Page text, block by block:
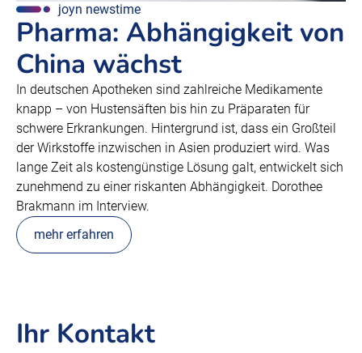
joyn newstime
Pharma: Abhängigkeit von
China wächst
In deutschen Apotheken sind zahlreiche Medikamente
knapp – von Hustensäften bis hin zu Präparaten für
schwere Erkrankungen. Hintergrund ist, dass ein Großteil
der Wirkstoffe inzwischen in Asien produziert wird. Was
lange Zeit als kostengünstige Lösung galt, entwickelt sich
zunehmend zu einer riskanten Abhängigkeit. Dorothee
Brakmann im Interview.
mehr erfahren
Ihr Kontakt